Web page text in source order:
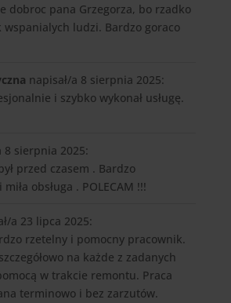
dobroc pana Grzegorza, bo rzadko
wspanialych ludzi. Bardzo goraco
napisał/a 8 sierpnia 2025:
i szybko wykonał usługę.
8 sierpnia 2025:
przed czasem . Bardzo
obsługa . POLECAM !!!
a 23 lipca 2025:
rzetelny i pomocny pracownik.
na każde z zadanych
w trakcie remontu. Praca
terminowo i bez zarzutów.